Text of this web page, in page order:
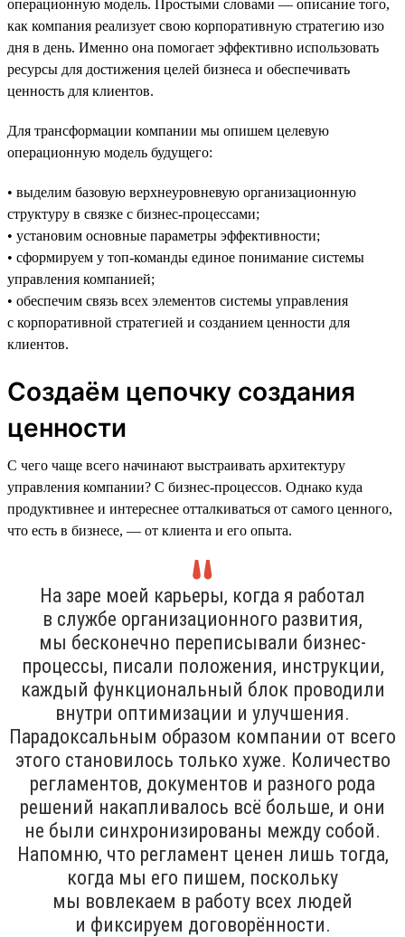
операционную модель. Простыми словами — описание того,
как компания реализует свою корпоративную стратегию изо
дня в день. Именно она помогает эффективно использовать
ресурсы для достижения целей бизнеса и обеспечивать
ценность для клиентов.
Для трансформации компании мы опишем целевую
операционную модель будущего:
• выделим базовую верхнеуровневую организационную
структуру в связке с бизнес-процессами;
• установим основные параметры эффективности;
• сформируем у топ-команды единое понимание системы
управления компанией;
• обеспечим связь всех элементов системы управления
с корпоративной стратегией и созданием ценности для
клиентов.
Создаём цепочку создания
ценности
С чего чаще всего начинают выстраивать архитектуру
управления компании? С бизнес-процессов. Однако куда
продуктивнее и интереснее отталкиваться от самого ценного,
что есть в бизнесе, — от клиента и его опыта.
На заре моей карьеры, когда я работал
в службе организационного развития,
мы бесконечно переписывали бизнес-
процессы, писали положения, инструкции,
каждый функциональный блок проводили
внутри оптимизации и улучшения.
Парадоксальным образом компании от всего
этого становилось только хуже. Количество
регламентов, документов и разного рода
решений накапливалось всё больше, и они
не были синхронизированы между собой.
Напомню, что регламент ценен лишь тогда,
когда мы его пишем, поскольку
мы вовлекаем в работу всех людей
и фиксируем договорённости.